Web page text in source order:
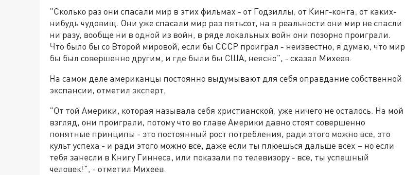
"Сколько раз они спасали мир в этих фильмах - от Годзиллы, от Кинг-конга, от каких-
нибудь чудовищ. Они уже спасали мир раз пятьсот, на в реальности они мир не спасли
ни разу, вообще ни в одной из войн, в ряде локальных войн они позорно проиграли.
Что было бы со Второй мировой, если бы СССР проиграл - неизвестно, я думаю, что мир
бы был совершенно другим, и где были бы США, неясно", - сказал Михеев.
На самом деле американцы постоянно выдумывают для себя оправдание собственной
экспансии, отметил эксперт.
"От той Америки, которая называла себя христианской, уже ничего не осталось. На мой
взгляд, они проиграли, потому что во главе Америки давно стоят совершенно
понятные принципы - это постоянный рост потребления, ради этого можно все, это
культ успеха - и ради этого можно все, даже если ты плюешься дальше всех – но если
тебя занесли в Книгу Гиннеса, или показали по телевизору - все, ты успешный
человек!", - отметил Михеев.